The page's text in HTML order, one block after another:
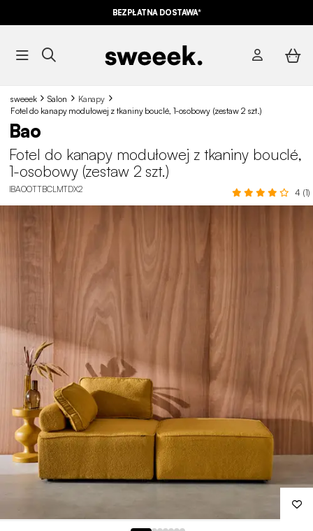
BEZPŁATNA DOSTAWA*
sweeek Salon
Kanapy
Fotel do kanapy modułowej z tkaniny bouclé, 1-osobowy (zestaw 2 szt.)
Bao
Fotel do kanapy modułowej z tkaniny bouclé,
1-osobowy (zestaw 2 szt.)
IBAOOTTBCLMTDX2 4 (1)